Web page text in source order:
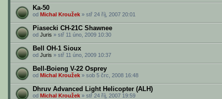
Ka-50
od Michal Kroužek » stř 24 říj, 2007 20:01
Piasecki CH-21C Shawnee
od Juris » stř 11 úno, 2009 10:30
Bell OH-1 Sioux
od Juris » stř 11 úno, 2009 10:37
Bell-Boieng V-22 Osprey
od Michal Kroužek » sob 5 črc, 2008 16:48
Dhruv Advanced Light Helicopter (ALH)
od Michal Kroužek » stř 24 říj, 2007 19:59